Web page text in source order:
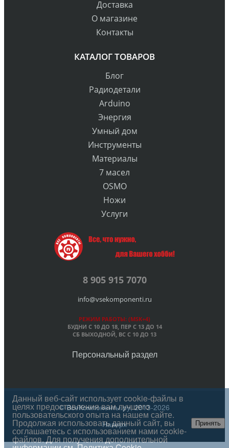
Доставка
О магазине
Контакты
КАТАЛОГ ТОВАРОВ
Блог
Радиодетали
Arduino
Энергия
Умный дом
Инструменты
Материалы
7 масел
OSMO
Ножи
Услуги
8 905 915 7070
info@vsekomponenti.ru
РЕЖИМ РАБОТЫ: (MSK+4)
БУДНИ С 10 ДО 18, ПЕРС 13 ДО 14
СБ ВЫХОДНОЙ, ВС С 10 ДО 13
Персональный раздел
© ВсеКомпоненты.ру, 2013-2026
Наверх
Данный веб-сайт использует cookie-файлы в
целях предоставления вам лучшего
пользовательского опыта на нашем сайте.
Продолжая использовать данный сайт, вы
соглашаетесь с использованием нами cookie-
файлов. Для получения дополнительной
Принять